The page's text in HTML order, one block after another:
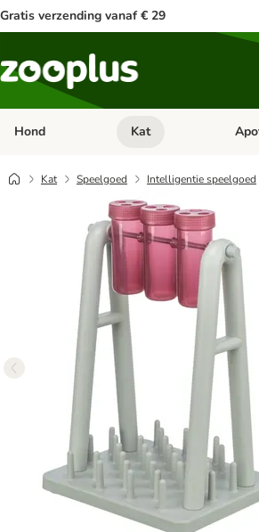
Gratis verzending vanaf € 29
Hond Open categorie menu:
Kat
Kat Speelgoed Intelligentie speelgoed